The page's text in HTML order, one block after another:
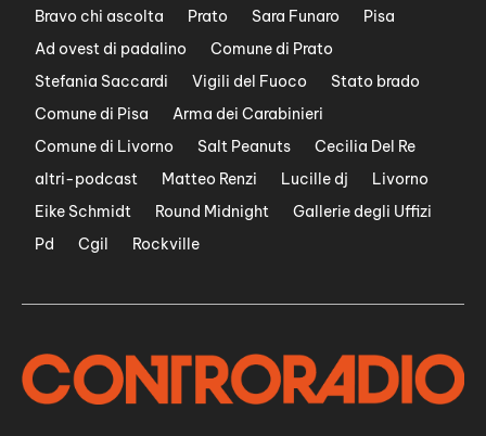
Bravo chi ascolta
Prato Sara Funaro
Pisa
Ad ovest di padalino
Comune di Prato
Stefania Saccardi
Vigili del Fuoco
Stato brado
Comune di Pisa
Arma dei Carabinieri
Comune di Livorno
Salt Peanuts
Cecilia Del Re
altri-podcast
Matteo Renzi Lucille dj
Livorno
Eike Schmidt
Round Midnight
Gallerie degli Uffizi
Pd
Cgil Rockville